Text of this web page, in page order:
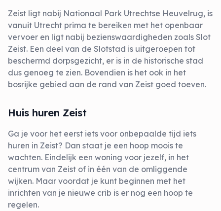
Zeist ligt nabij Nationaal Park Utrechtse Heuvelrug, is
vanuit Utrecht prima te bereiken met het openbaar
vervoer en ligt nabij bezienswaardigheden zoals Slot
Zeist. Een deel van de Slotstad is uitgeroepen tot
beschermd dorpsgezicht, er is in de historische stad
dus genoeg te zien. Bovendien is het ook in het
bosrijke gebied aan de rand van Zeist goed toeven.
Huis huren Zeist
Ga je voor het eerst iets voor onbepaalde tijd iets
huren in Zeist? Dan staat je een hoop moois te
wachten. Eindelijk een woning voor jezelf, in het
centrum van Zeist of in één van de omliggende
wijken. Maar voordat je kunt beginnen met het
inrichten van je nieuwe crib is er nog een hoop te
regelen.